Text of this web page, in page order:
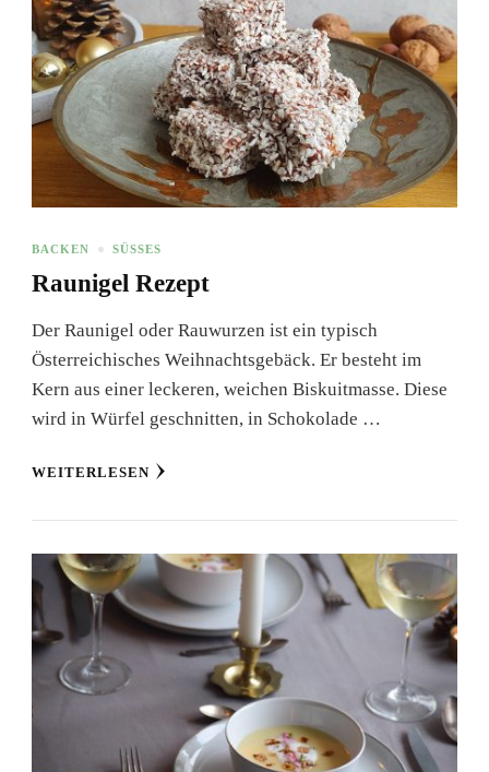
BACKEN SÜSSES
Raunigel Rezept
Der Raunigel oder Rauwurzen ist ein typisch
Österreichisches Weihnachtsgebäck. Er besteht im
Kern aus einer leckeren, weichen Biskuitmasse. Diese
wird in Würfel geschnitten, in Schokolade …
WEITERLESEN